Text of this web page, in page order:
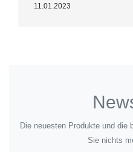
11.01.2023
Die neuesten Produkte und die
Sie nichts